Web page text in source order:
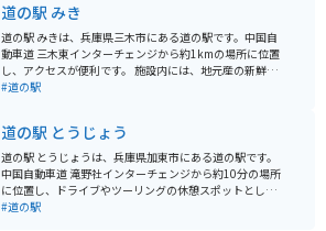
工品なども販売されています。 また、レストランでは、
地元産の食材をふんだんに使った料理を楽しむことがで
きます。淡河産のそば粉を使った手打ちそばや、地元産
の野菜を使った天ぷらなど、ここでしか味わえない味が
人気です。 バイクで訪れる際は、広々とした駐車場があ
もおすすめです。 道の駅 淡河は、地元の魅力が詰まった
道の駅です。新鮮な農産物や地元グルメを楽しみなが
ら、ゆっくりと休憩してみてはいかがでしょうか。
道の駅 みき
道の駅 みきは、兵庫県三木市にある道の駅です。中国自
動車道 三木東インターチェンジから約1kmの場所に位置
し、アクセスが便利です。 施設内には、地元産の新鮮な
野菜や果物を販売する農産物直売所や、地元産の食材を
そろばんなども販売されています。バイクに乗っている
方は、駐車場も広く、休憩場所としてもおすすめです。
周辺には、金剛山や三木城跡などの観光スポットがあり
ます。金剛山は、ハイキングコースが整備されており、
山頂からは明石海峡や淡路島を一望できます。三木城跡
#道の駅
道の駅 とうじょう
道の駅 とうじょうは、兵庫県加東市にある道の駅です。
中国自動車道 滝野社インターチェンジから約10分の場所
に位置し、ドライブやツーリングの休憩スポットとして
人気があります。 地元の新鮮な農産物が購入できる農産
#道の駅